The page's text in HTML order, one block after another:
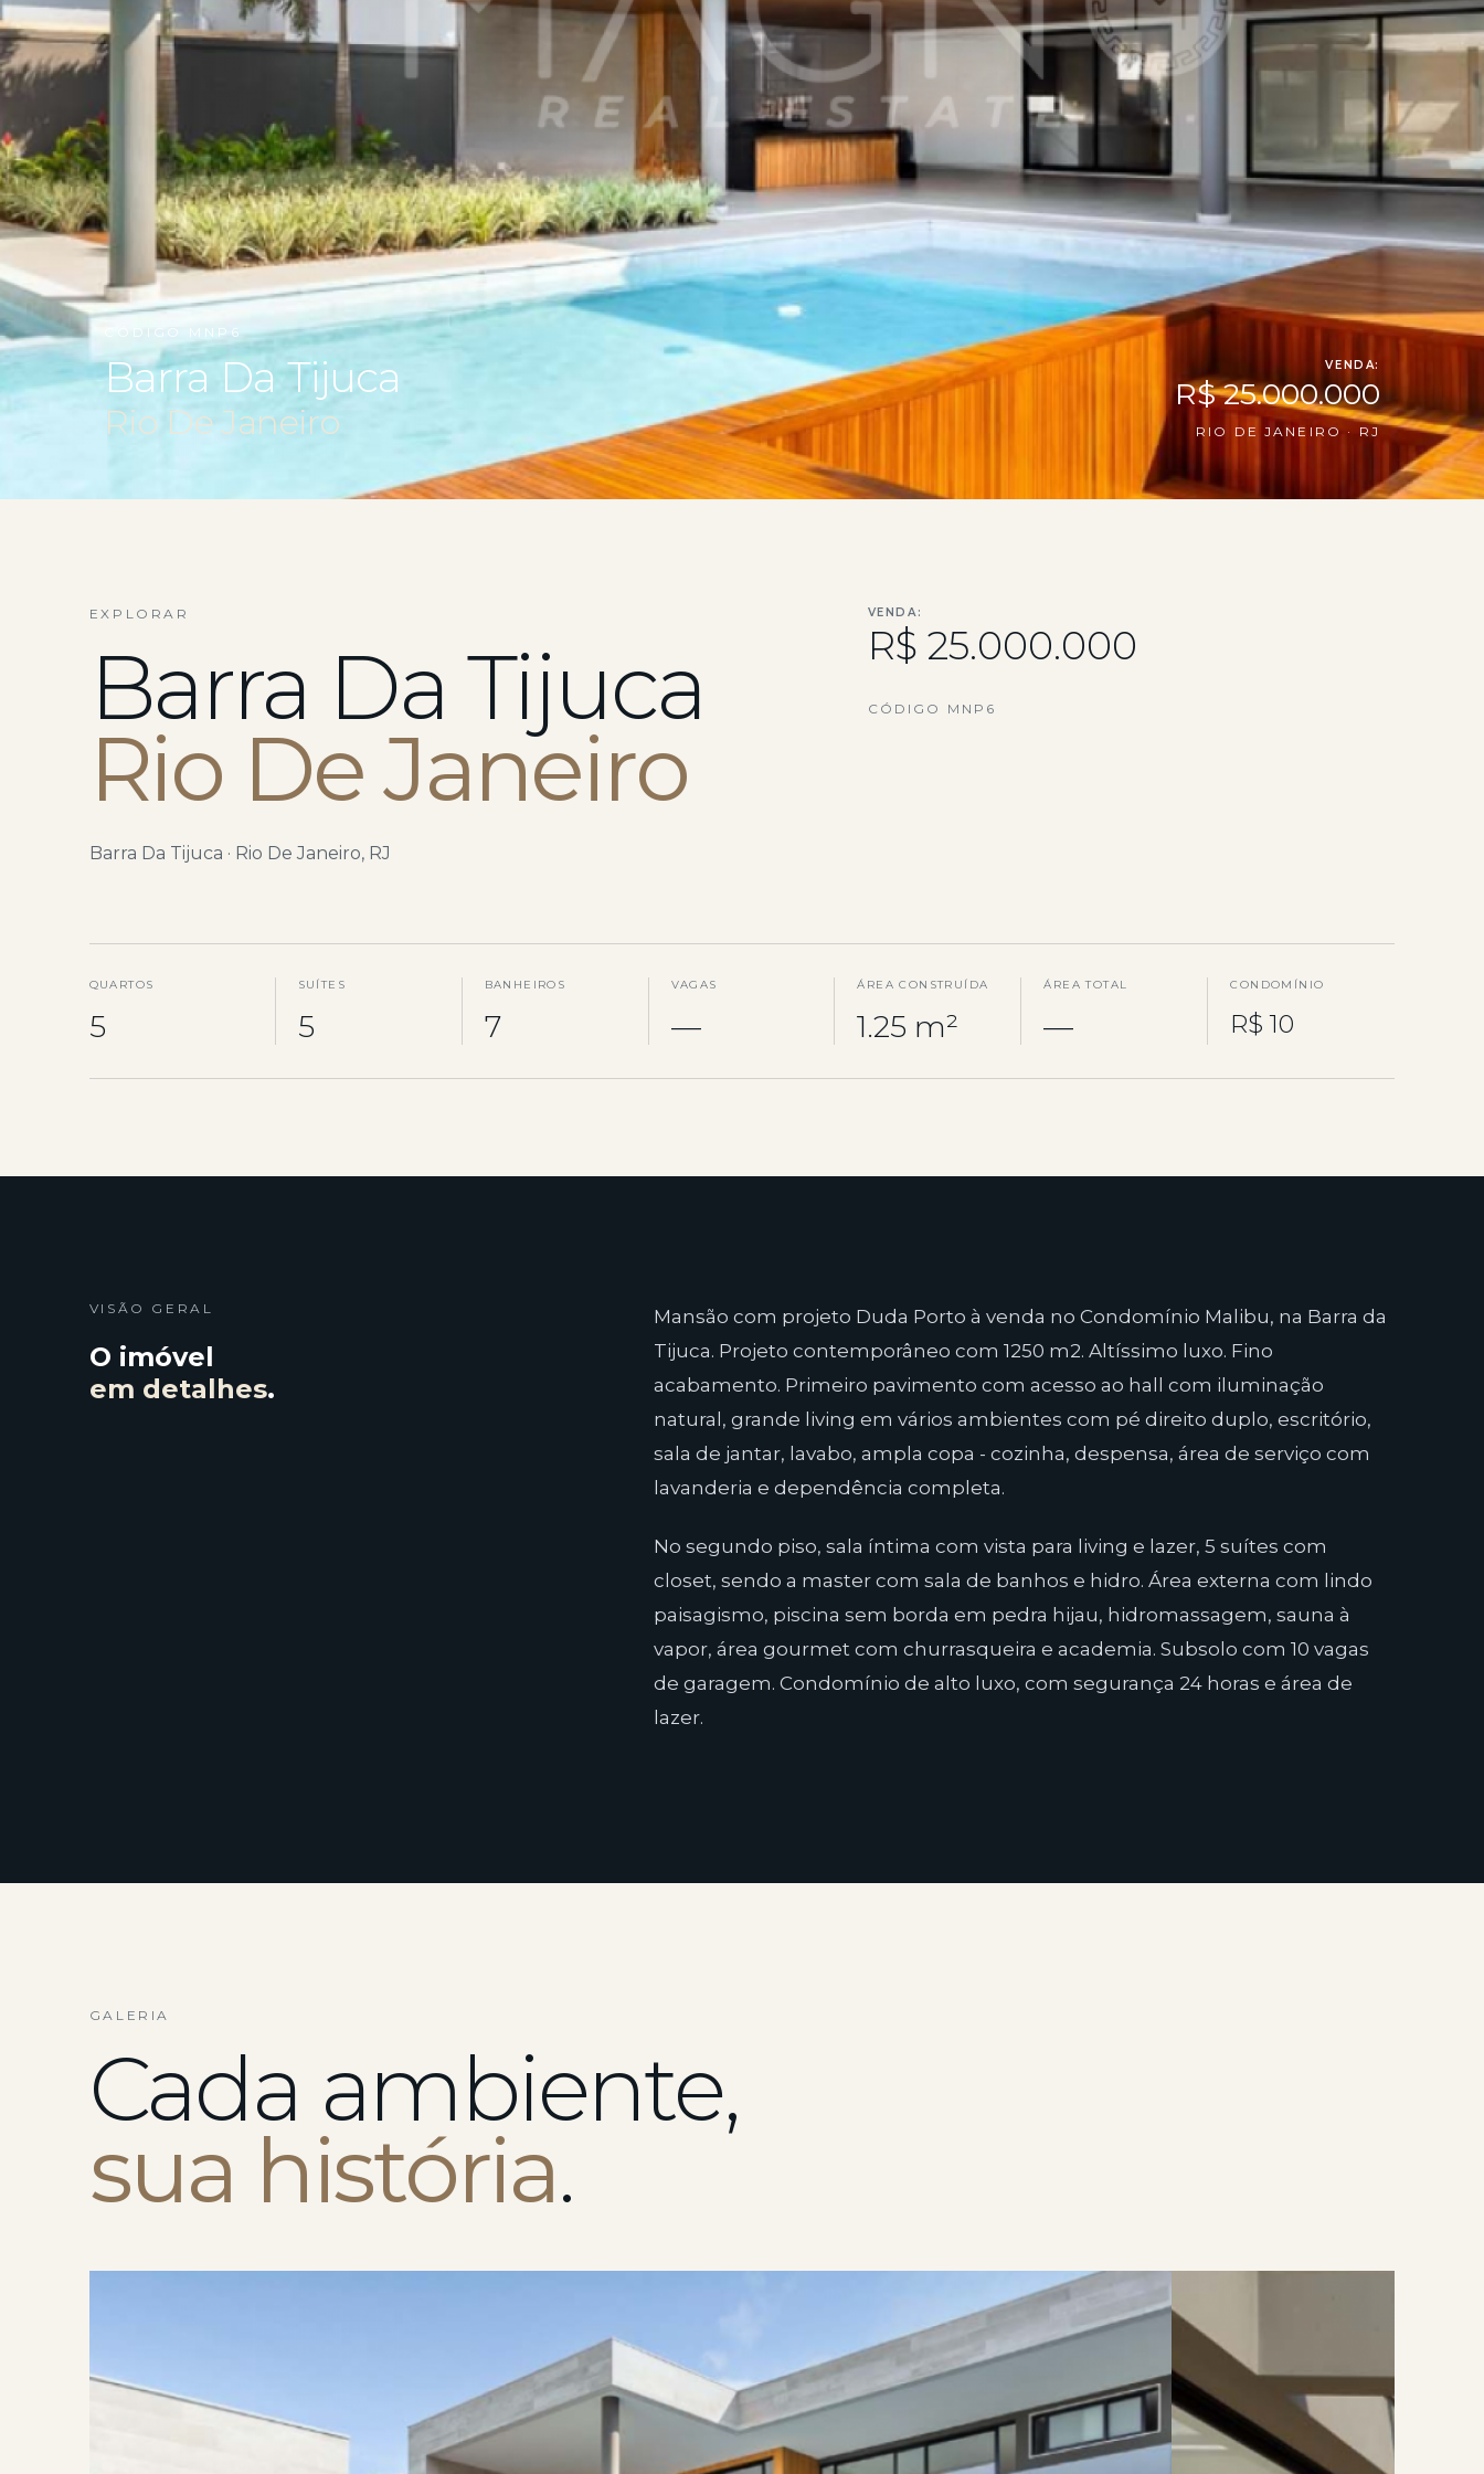
CÓDIGO MNP6
Barra Da Tijuca
Rio De Janeiro
VENDA:
R$ 25.000.000
RIO DE JANEIRO · RJ
EXPLORAR
Barra Da Tijuca
Rio De Janeiro
Barra Da Tijuca · Rio De Janeiro, RJ
VENDA:
R$ 25.000.000
CÓDIGO MNP6
QUARTOS
5
SUÍTES
5
BANHEIROS
7
VAGAS
—
ÁREA CONSTRUÍDA
1.25 m²
ÁREA TOTAL
—
CONDOMÍNIO
R$ 10
VISÃO GERAL
O imóvel
em detalhes.
Mansão com projeto Duda Porto à venda no Condomínio Malibu, na Barra da
Tijuca. Projeto contemporâneo com 1250 m2. Altíssimo luxo. Fino
acabamento. Primeiro pavimento com acesso ao hall com iluminação
natural, grande living em vários ambientes com pé direito duplo, escritório,
sala de jantar, lavabo, ampla copa - cozinha, despensa, área de serviço com
lavanderia e dependência completa.
No segundo piso, sala íntima com vista para living e lazer, 5 suítes com
closet, sendo a master com sala de banhos e hidro. Área externa com lindo
paisagismo, piscina sem borda em pedra hijau, hidromassagem, sauna à
vapor, área gourmet com churrasqueira e academia. Subsolo com 10 vagas
de garagem. Condomínio de alto luxo, com segurança 24 horas e área de
lazer.
GALERIA
Cada ambiente,
sua história.